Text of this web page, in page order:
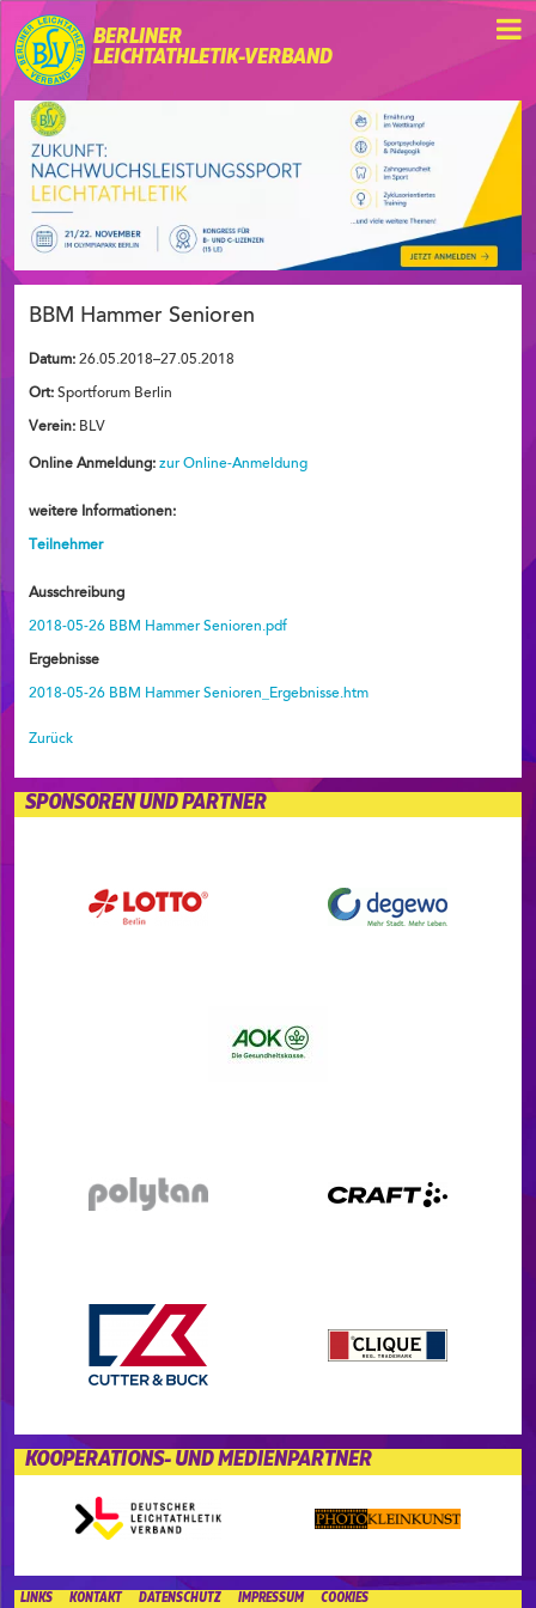
BERLINER
LEICHTATHLETIK-VERBAND
BBM Hammer Senioren
Datum: 26.05.2018–27.05.2018
Ort: Sportforum Berlin
Verein: BLV
Online Anmeldung: zur Online-Anmeldung
weitere Informationen:
Teilnehmer
Ausschreibung
2018-05-26 BBM Hammer Senioren.pdf
Ergebnisse
2018-05-26 BBM Hammer Senioren_Ergebnisse.htm
Zurück
SPONSOREN UND PARTNER
KOOPERATIONS- UND MEDIENPARTNER
LINKS KONTAKT DATENSCHUTZ IMPRESSUM COOKIES